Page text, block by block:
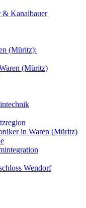
& Kanalbauer
(Müritz):
(Müritz)
in Waren (Müritz)
Wendorf